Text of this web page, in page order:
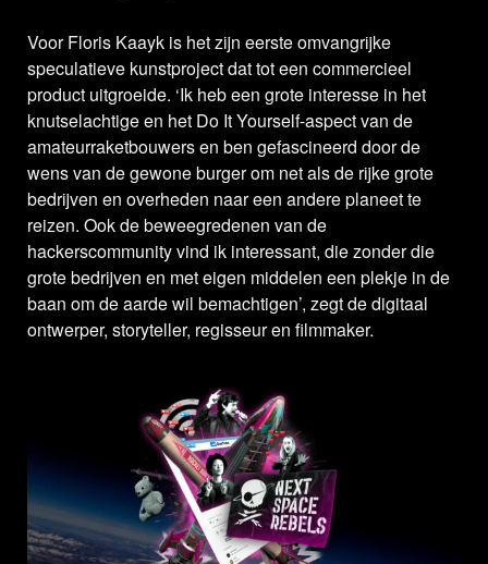
Voor Floris Kaayk is het zijn eerste omvangrijke
speculatieve kunstproject dat tot een commercieel
product uitgroeide. ‘Ik heb een grote interesse in het
knutselachtige en het Do It Yourself-aspect van de
amateurraketbouwers en ben gefascineerd door de
wens van de gewone burger om net als de rijke grote
bedrijven en overheden naar een andere planeet te
reizen. Ook de beweegredenen van de
hackerscommunity vind ik interessant, die zonder die
grote bedrijven en met eigen middelen een plekje in de
baan om de aarde wil bemachtigen’, zegt de digitaal
ontwerper, storyteller, regisseur en filmmaker.